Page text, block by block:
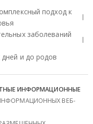
подход к
заболеваний
и до родов
ИНФОРМАЦИОННЫЕ
ВЕБ-